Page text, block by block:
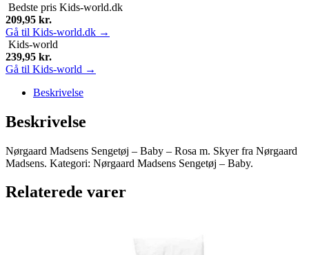
Bedste pris Kids-world.dk
209,95 kr.
Gå til Kids-world.dk →
Kids-world
239,95 kr.
Gå til Kids-world →
Beskrivelse
Beskrivelse
Nørgaard Madsens Sengetøj – Baby – Rosa m. Skyer fra Nørgaard
Madsens. Kategori: Nørgaard Madsens Sengetøj – Baby.
Relaterede varer